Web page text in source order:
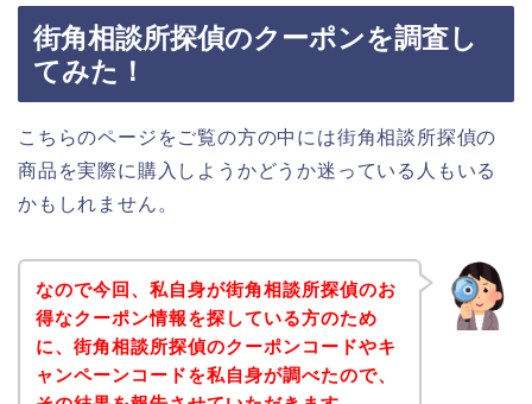
街角相談所探偵のクーポンを調査し
てみた！
こちらのページをご覧の方の中には街角相談所探偵の
商品を実際に購入しようかどうか迷っている人もいる
かもしれません。
なので今回、私自身が街角相談所探偵のお
得なクーポン情報を探している方のため
に、街角相談所探偵のクーポンコードやキ
ャンペーンコードを私自身が調べたので、